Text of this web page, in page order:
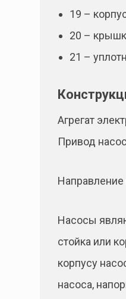
19 –
20 –
21 –
Агрегат
Привод
Направление
Насосы
стойка или
корпусу
насоса,